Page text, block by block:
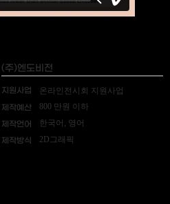
(주)엔도비전
지원사업 온라인전시회 지원사업
제작예산 800 만원 이하
제작언어 한국어, 영어
제작방식 2D그래픽